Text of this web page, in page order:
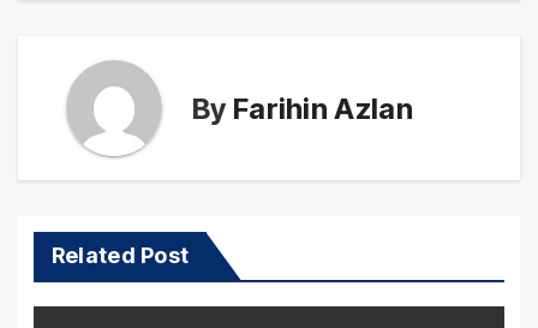
By Farihin Azlan
Related Post